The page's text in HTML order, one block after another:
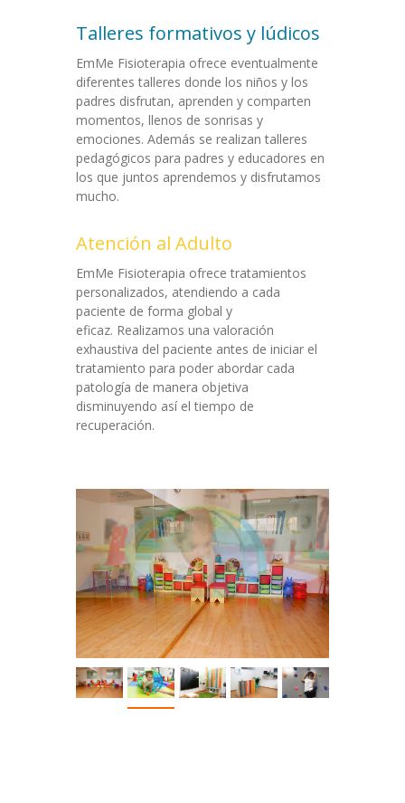
Talleres formativos y lúdicos
EmMe Fisioterapia ofrece eventualmente
diferentes talleres donde los niños y los
padres disfrutan, aprenden y comparten
momentos, llenos de sonrisas y
emociones. Además se realizan talleres
pedagógicos para padres y educadores en
los que juntos aprendemos y disfrutamos
mucho.
Atención al Adulto
EmMe Fisioterapia ofrece tratamientos
personalizados, atendiendo a cada
paciente de forma global y
eficaz. Realizamos una valoración
exhaustiva del paciente antes de iniciar el
tratamiento para poder abordar cada
patología de manera objetiva
disminuyendo así el tiempo de
recuperación.